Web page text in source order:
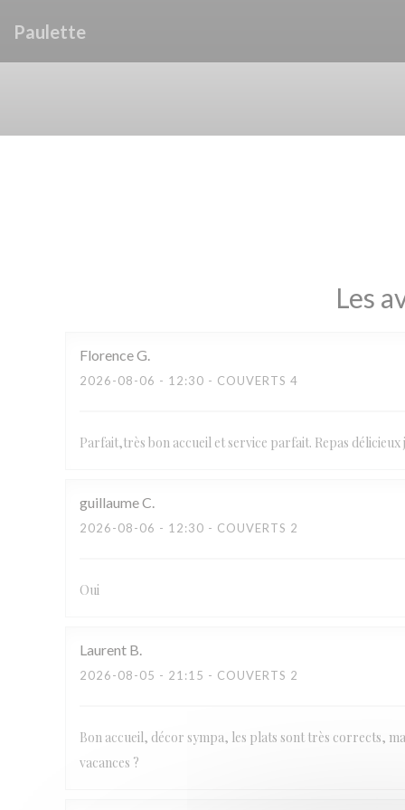
Paulette
Les
FlorenceG
2026-08-06 - 12:30 - COUVERTS 4
Parfait,très bon accueil et service parfait. Repas délicieux
guillaumeC
2026-08-06 - 12:30 - COUVERTS 2
Oui
Laurent B
2026-08-05 - 21:15 - COUVERTS 2
Bon accueil, décor sympa, les plats sont très corrects,
vacances ?